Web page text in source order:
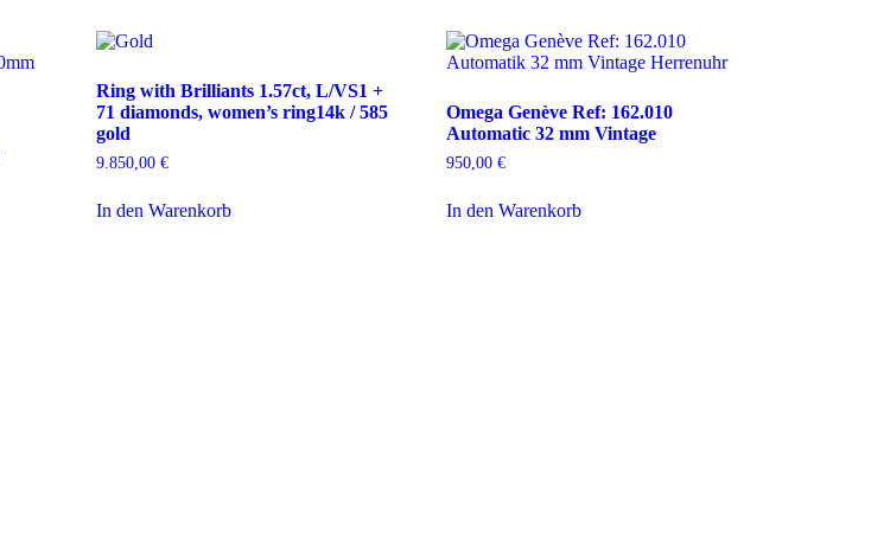
Ring with Brilliants 1.57ct, L/VS1 +
71 diamonds, women’s ring14k / 585
gold
9.850,00€
In den Warenkorb
Omega Genève Ref: 162.010
Automatic 32 mm Vintage
950,00€
In den Warenkorb